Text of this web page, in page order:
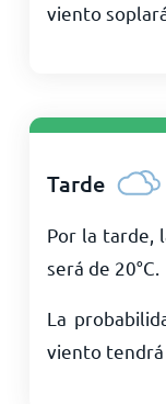
viento
Tarde
Por la tarde,
será de 20°C
La
viento tendrá